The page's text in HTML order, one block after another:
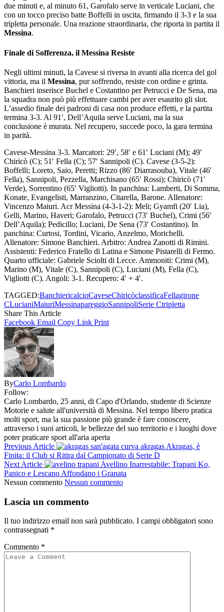
due minuti e, al minuto 61, Garofalo serve in verticale Luciani, che
con un tocco preciso batte Boffelli in uscita, firmando il 3-3 e la sua
tripletta personale. Una reazione straordinaria, che riporta in partita il
Messina.
Finale di Sofferenza, il Messina Resiste
Negli ultimi minuti, la Cavese si riversa in avanti alla ricerca del gol
vittoria, ma il Messina, pur soffrendo, resiste con ordine e grinta.
Banchieri inserisce Buchel e Costantino per Petrucci e De Sena, ma
la squadra non può più effettuare cambi per aver esaurito gli slot.
L’assedio finale dei padroni di casa non produce effetti, e la partita
termina 3-3. Al 91′, Dell’Aquila serve Luciani, ma la sua
conclusione è murata. Nel recupero, succede poco, la gara termina
in parità.
Cavese-Messina 3-3. Marcatori: 29′, 58′ e 61′ Luciani (M); 49′
Chiricò (C); 51′ Fella (C); 57′ Sannipoli (C). Cavese (3-5-2):
Boffelli; Loreto, Saio, Peretti; Rizzo (86′ Diarrasouba), Vitale (46′
Fella), Sannipoli, Pezzella, Marchisano (65′ Rossi); Chiricò (71′
Verde), Sorrentino (65′ Vigliotti). In panchina: Lamberti, Di Somma,
Konate, Evangelisti, Marranzino, Citarella, Barone. Allenatore:
Vincenzo Maiuri. Acr Messina (4-3-1-2): Meli; Gyamfi (20′ Lia),
Gelli, Marino, Haveri; Garofalo, Petrucci (73′ Buchel), Crimi (56′
Dell’Aquila); Pedicillo; Luciani, De Sena (73′ Costantino). In
panchina: Curtosi, Tordini, Vicario, Anzelmo, Morichelli.
Allenatore: Simone Banchieri. Arbitro: Andrea Zanotti di Rimini.
Assistenti: Federico Fratello di Latina e Simone Pistarelli di Fermo.
Quarto ufficiale: Gabriele Sciolti di Lecce. Ammoniti: Crimi (M),
Marino (M), Vitale (C), Sannipoli (C), Luciani (M), Fella (C),
Vigliotti (C). Angoli: 3-1. Recupero: 4′ + 4′.
TAGGED:BanchiericalcioCaveseChiricòclassificaFellagirone
CLucianiMaiuriMessinapareggioSannipoliSerie Ctripletta
Share This Article
Facebook Email Copy Link Print
ByCarlo Lombardo
Follow:
Carlo Lombardo, 25 anni, di Capo d'Orlando, studente di Scienze
Motorie e salute all'università di Messina. Nel tempo libero pratica
molti sport, ma la sua passione più grande è fare conoscere,
attraverso i suoi articoli, le bellezze del suo territorio e i luoghi dove
poter praticare sport all'aria aperta
Previous Article
Akragas, è
Finita: il Club si Ritira dal Campionato di Serie D
Next Article
Avellino Inarrestabile: Trapani Ko,
Panico e Lescano Affondano i Granata
Nessun commento Nessun commento
Lascia un commento
Il tuo indirizzo email non sarà pubblicato. I campi obbligatori sono
contrassegnati *
Commento *